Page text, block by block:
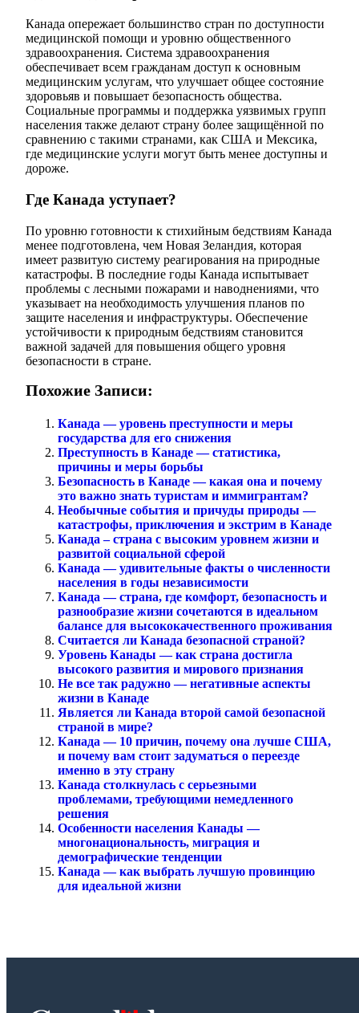
Канада опережает большинство стран по доступности
медицинской помощи и уровню общественного
здравоохранения. Система здравоохранения
обеспечивает всем гражданам доступ к основным
медицинским услугам, что улучшает общее состояние
здоровьяв и повышает безопасность общества.
Социальные программы и поддержка уязвимых групп
населения также делают страну более защищённой по
сравнению с такими странами, как США и Мексика,
где медицинские услуги могут быть менее доступны и
дороже.
Где Канада уступает?
По уровню готовности к стихийным бедствиям Канада
менее подготовлена, чем Новая Зеландия, которая
имеет развитую систему реагирования на природные
катастрофы. В последние годы Канада испытывает
проблемы с лесными пожарами и наводнениями, что
указывает на необходимость улучшения планов по
защите населения и инфраструктуры. Обеспечение
устойчивости к природным бедствиям становится
важной задачей для повышения общего уровня
безопасности в стране.
Похожие Записи:
Канада — уровень преступности и меры
государства для его снижения
Преступность в Канаде — статистика,
причины и меры борьбы
Безопасность в Канаде — какая она и почему
это важно знать туристам и иммигрантам?
Необычные события и причуды природы —
катастрофы, приключения и экстрим в Канаде
Канада – страна с высоким уровнем жизни и
развитой социальной сферой
Канада — удивительные факты о численности
населения в годы независимости
Канада — страна, где комфорт, безопасность и
разнообразие жизни сочетаются в идеальном
балансе для высококачественного проживания
Считается ли Канада безопасной страной?
Уровень Канады — как страна достигла
высокого развития и мирового признания
Не все так радужно — негативные аспекты
жизни в Канаде
Является ли Канада второй самой безопасной
страной в мире?
Канада — 10 причин, почему она лучше США,
и почему вам стоит задуматься о переезде
именно в эту страну
Канада столкнулась с серьезными
проблемами, требующими немедленного
решения
Особенности населения Канады —
многонациональность, миграция и
демографические тенденции
Канада — как выбрать лучшую провинцию
для идеальной жизни